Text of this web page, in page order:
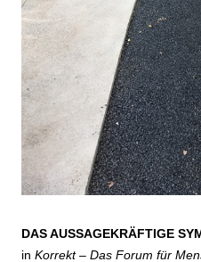
DAS AUSSAGEKRÄFTIGE
in Korrekt – Das Forum für